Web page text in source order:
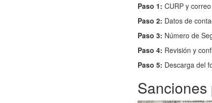
Paso 1: CURP y
Paso 2: Datos de
Paso 3: Número de
Paso 4: Revisión y
Paso 5: Descarga del